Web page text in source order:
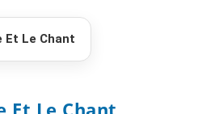
Et Le Chant
Et Le Chant